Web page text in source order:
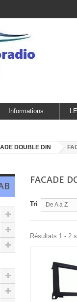
Informations
DOUBLE DIN
FACADE
Tri De A à Z
Résultats 1 - 2